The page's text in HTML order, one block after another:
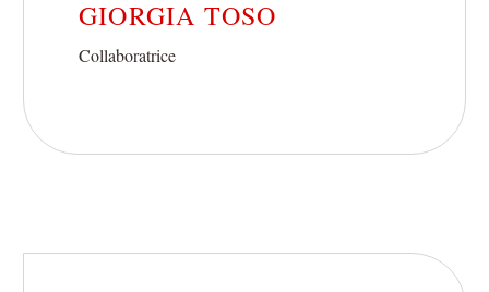
GIORGIA TOSO
Collaboratrice